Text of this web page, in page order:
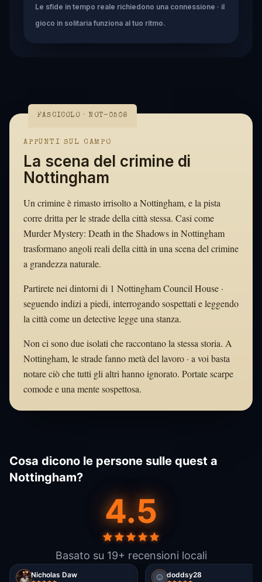
Le sfide in tempo reale richiedono una connessione · il
gioco in solitaria funziona al tuo ritmo.
FASCICOLO · NOT-0508
APPUNTI SUL CAMPO
La scena del crimine di
Nottingham
Un crimine è rimasto irrisolto a Nottingham, e la pista
corre dritta per le strade della città stessa. Casi come
Murder Mystery: Death in the Shadows in Nottingham
trasformano angoli reali della città in una scena del crimine
a grandezza naturale.
Partirete nei dintorni di 1 Nottingham Council House ·
seguendo indizi a piedi, interrogando sospettati e leggendo
la città come un detective legge una stanza.
Non ci sono due isolati che raccontano la stessa storia. A
Nottingham, le strade fanno metà del lavoro · a voi basta
notare ciò che tutti gli altri hanno ignorato. Portate scarpe
comode e una mente sospettosa.
Cosa dicono le persone sulle quest a
Nottingham?
4.5
Basato su 19+ recensioni locali
Nicholas Daw doddsy28